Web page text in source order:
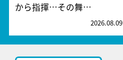
から指揮…その舞…
2026.08.09